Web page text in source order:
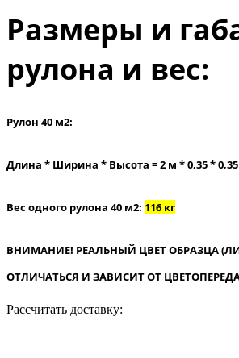
Размеры и
рулона и вес:
Рулон 40 м2:
Длина * Ширина * Высота = 2 м * 0,35 * 0,35
Вес одного рулона 40 м2: 116 кг
ВНИМАНИЕ! РЕАЛЬНЫЙ ЦВЕТ ОБРАЗЦА
ОТЛИЧАТЬСЯ И ЗАВИСИТ ОТ
Рассчитать доставку: